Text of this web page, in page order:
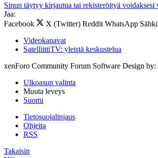
Sinun täytyy kirjautua tai rekisteröityä voidaksesi
Jaa:
Facebook
X (Twitter) Reddit WhatsApp
Videokanavat
SatelliittiTV: yleistä keskustelua
xenForo Community Forum Software Design by:
Ulkoasun valinta
Muuta leveys
Suomi
Tietosuojalinjaus
Ohjeita
RSS
Takaisin